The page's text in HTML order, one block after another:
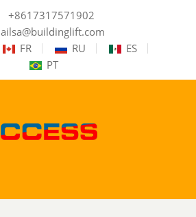
+8617317571902
ailsa@buildinglift.com
FR RU
ES
PT